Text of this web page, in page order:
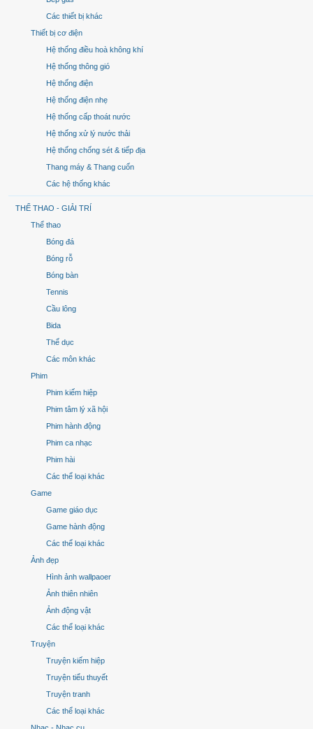
Các thiết bị khác
Thiết bị cơ điện
Hệ thống điều hoà không khí
Hệ thống thông gió
Hệ thống điện
Hệ thống điện nhẹ
Hệ thống cấp thoát nước
Hệ thống xử lý nước thải
Hệ thống chống sét & tiếp địa
Thang máy & Thang cuốn
Các hệ thống khác
THỂ THAO - GIẢI TRÍ
Thể thao
Bóng đá
Bóng rỗ
Bóng bàn
Tennis
Cầu lông
Bida
Thể dục
Các môn khác
Phim
Phim kiếm hiệp
Phim tâm lý xã hội
Phim hành động
Phim ca nhạc
Phim hài
Các thể loại khác
Game
Game giáo dục
Game hành động
Các thể loại khác
Ảnh đẹp
Hình ảnh wallpaoer
Ảnh thiên nhiên
Ảnh động vật
Các thể loại khác
Truyện
Truyện kiếm hiệp
Truyện tiểu thuyết
Truyện tranh
Các thể loại khác